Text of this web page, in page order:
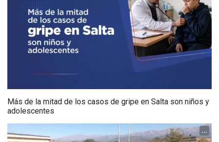
Más de la mitad de los casos de gripe en Salta son niños y
adolescentes
...